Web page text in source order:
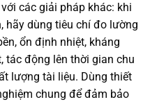
các giải pháp khác: khi
hãy dùng tiêu chí đo lường
ổn định nhiệt, kháng
tác động lên thời gian chu
lượng tài liệu. Dùng thiết
chung để đảm bảo